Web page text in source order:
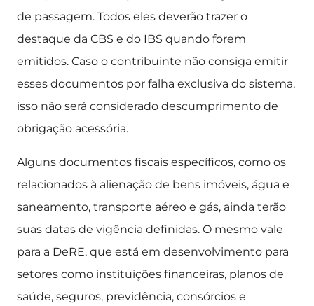
de passagem. Todos eles deverão trazer o
destaque da CBS e do IBS quando forem
emitidos. Caso o contribuinte não consiga emitir
esses documentos por falha exclusiva do sistema,
isso não será considerado descumprimento de
obrigação acessória.
Alguns documentos fiscais específicos, como os
relacionados à alienação de bens imóveis, água e
saneamento, transporte aéreo e gás, ainda terão
suas datas de vigência definidas. O mesmo vale
para a DeRE, que está em desenvolvimento para
setores como instituições financeiras, planos de
saúde, seguros, previdência, consórcios e